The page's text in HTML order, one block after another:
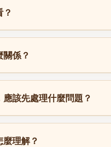
係？
該先處理什麼問題？
理解？